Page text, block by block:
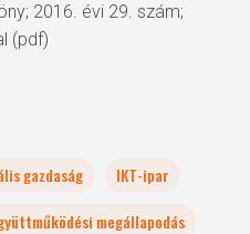
2016. évi 29. szám;
(pdf)
gazdaság
IKT-ipar
megállapodás